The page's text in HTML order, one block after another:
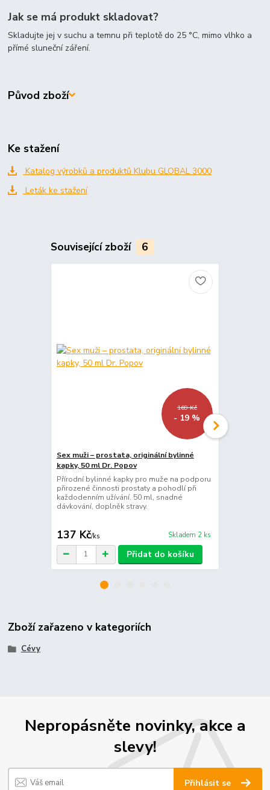
Jak se má produkt skladovat?
Skladujte jej v suchu a temnu při teplotě do 25 °C, mimo vlhko a
přímé sluneční záření.
Původ zboží
Ke stažení
Katalog výrobků a produktů Klubu GLOBAL 3000
Leták ke stažení
Související zboží 6
169 Kč
- 19 %
Sex muži – prostata, originální bylinné
kapky, 50 ml Dr. Popov
Přírodní bylinné kapky pro muže na podporu
přirozené činnosti prostaty a pohodlí při
každodenním užívání. 50 ml, snadné
dávkování, doplněk stravy.
137 Kč/ks Skladem 2 ks
Přidat do košíku
Zboží zařazeno v kategoriích
Cévy
Nepropásněte novinky, akce a
slevy!
Přihlásit se